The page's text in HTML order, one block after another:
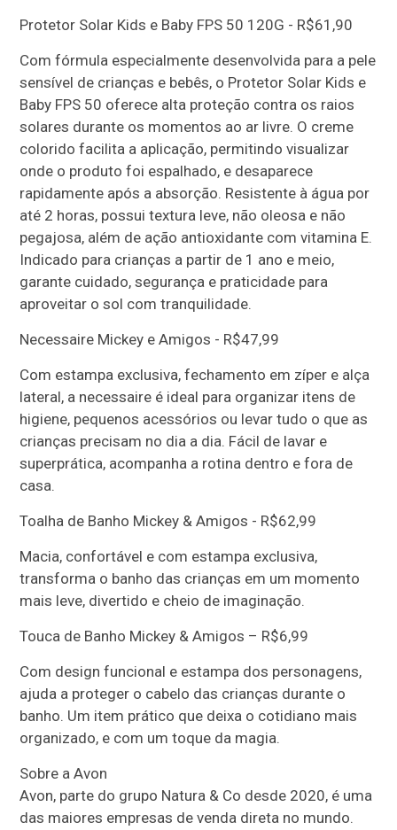
Protetor Solar Kids e Baby FPS 50 120G - R$61,90
Com fórmula especialmente desenvolvida para a pele
sensível de crianças e bebês, o Protetor Solar Kids e
Baby FPS 50 oferece alta proteção contra os raios
solares durante os momentos ao ar livre. O creme
colorido facilita a aplicação, permitindo visualizar
onde o produto foi espalhado, e desaparece
rapidamente após a absorção. Resistente à água por
até 2 horas, possui textura leve, não oleosa e não
pegajosa, além de ação antioxidante com vitamina E.
Indicado para crianças a partir de 1 ano e meio,
garante cuidado, segurança e praticidade para
aproveitar o sol com tranquilidade.
Necessaire Mickey e Amigos - R$47,99
Com estampa exclusiva, fechamento em zíper e alça
lateral, a necessaire é ideal para organizar itens de
higiene, pequenos acessórios ou levar tudo o que as
crianças precisam no dia a dia. Fácil de lavar e
superprática, acompanha a rotina dentro e fora de
casa.
Toalha de Banho Mickey & Amigos - R$62,99
Macia, confortável e com estampa exclusiva,
transforma o banho das crianças em um momento
mais leve, divertido e cheio de imaginação.
Touca de Banho Mickey & Amigos – R$6,99
Com design funcional e estampa dos personagens,
ajuda a proteger o cabelo das crianças durante o
banho. Um item prático que deixa o cotidiano mais
organizado, e com um toque da magia.
Sobre a Avon
Avon, parte do grupo Natura & Co desde 2020, é uma
das maiores empresas de venda direta no mundo.